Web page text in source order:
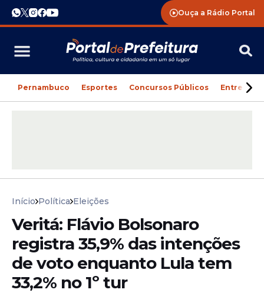
Ouça a Rádio Portal
Pernambuco Esportes Concursos Públicos
Início Política Eleições
Veritá: Flávio Bolsonaro
registra 35,9% das intenções
de voto enquanto Lula tem
33,2% no 1º tur